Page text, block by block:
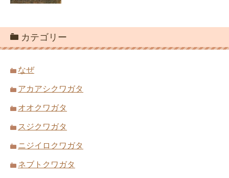
カテゴリー
なぜ
アカアシクワガタ
オオクワガタ
スジクワガタ
ニジイロクワガタ
ネブトクワガタ